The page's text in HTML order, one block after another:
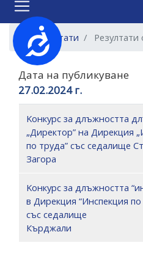
Достъпност
достъпност.
Резултати Резултати
Дата на публикуване
27.02.2024 г.
Kонкурс за длъжността
„Директор” на Дирекция
по труда” със седалище
Загора
Kонкурс за длъжността
в Дирекция “Инспекция по
със седалище
Кърджали